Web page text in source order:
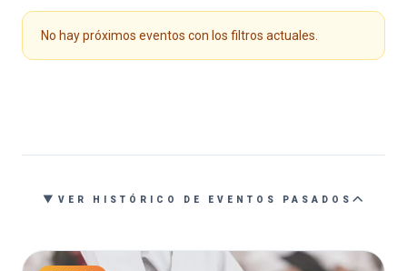
No hay próximos eventos con los filtros actuales.
VER HISTÓRICO DE EVENTOS PASADOS